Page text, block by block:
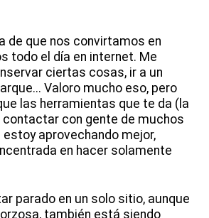
de que nos convirtamos en
todo el día en internet. Me
ciertas cosas, ir a un
Valoro mucho eso, pero
las herramientas que te da (la
con gente de muchos
aprovechando mejor,
en hacer solamente
parado en un solo sitio, aunque
también está siendo